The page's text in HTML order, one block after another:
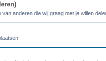
anderen die wij graag met je willen